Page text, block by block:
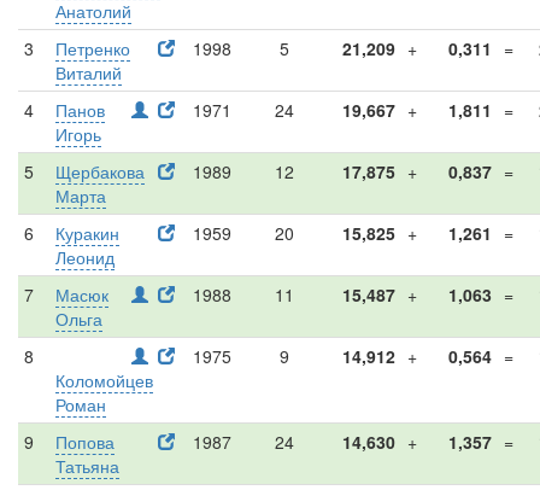
Анатолий
3
Петренко
Виталий
1998 5 21,209 + 0,311 =
4
Панов
Игорь
1971 24 19,667 + 1,811 =
5
Щербакова
Марта
1989 12 17,875 + 0,837 =
6
Куракин
Леонид
1959 20 15,825 + 1,261 =
7
Масюк
Ольга
1988 11 15,487 + 1,063 =
8
Коломойцев
Роман
1975 9 14,912 + 0,564 =
9
Попова
Татьяна
1987 24 14,630 + 1,357 =